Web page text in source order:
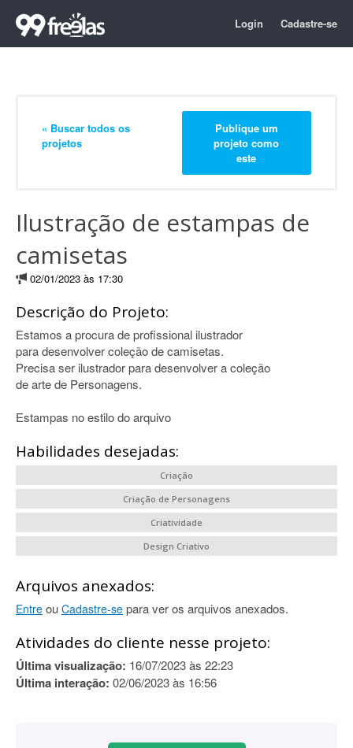
Login Cadastre-se
« Buscar todos os
projetos
Publique um
projeto como
este
Ilustração de estampas de
camisetas
02/01/2023 às 17:30
Descrição do Projeto:
Estamos a procura de profissional ilustrador
para desenvolver coleção de camisetas.
Precisa ser ilustrador para desenvolver a coleção
de arte de Personagens.
Estampas no estilo do arquivo
Habilidades desejadas:
Criação
Criação de Personagens
Criatividade
Design Criativo
Arquivos anexados:
Entre ou Cadastre-se para ver os arquivos anexados.
Atividades do cliente nesse projeto:
Última visualização: 16/07/2023 às 22:23
Última interação: 02/06/2023 às 16:56